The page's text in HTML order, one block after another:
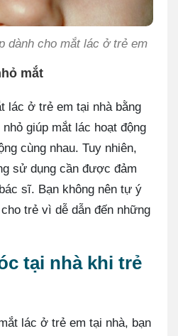
dành cho mắt lác ở trẻ em
mắt
lác ở trẻ em tại nhà bằng
giúp mắt lác hoạt động
cùng nhau. Tuy nhiên,
sử dụng cần được đảm
sĩ. Bạn không nên tự ý
trẻ vì dễ dẫn đến những
tại nhà khi trẻ
lác ở trẻ em tại nhà, bạn